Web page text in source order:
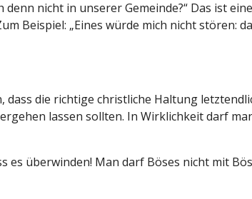
nicht in unserer Gemeinde?“ Das ist
Beispiel: „Eines würde mich nicht stören:
die richtige christliche Haltung
lassen sollten. In Wirklichkeit darf
überwinden! Man darf Böses nicht mit